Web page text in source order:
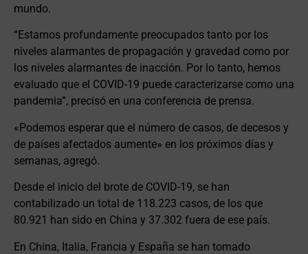
mundo.
“Estamos profundamente preocupados tanto por los
niveles alarmantes de propagación y gravedad como por
los niveles alarmantes de inacción. Por lo tanto, hemos
evaluado que el COVID-19 puede caracterizarse como una
pandemia”, precisó en una conferencia de prensa.
«Podemos esperar que el número de casos, de decesos y
de países afectados aumente» en los próximos días y
semanas, agregó.
Desde el inicio del brote de COVID-19, se han
contabilizado un total de 118.223 casos, de los que
80.921 han sido en China y 37.302 fuera de ese país.
En China, Italia, Francia y España se han tomado